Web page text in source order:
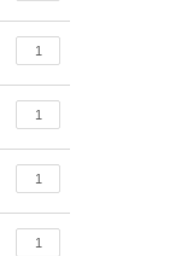
1
1
1
1